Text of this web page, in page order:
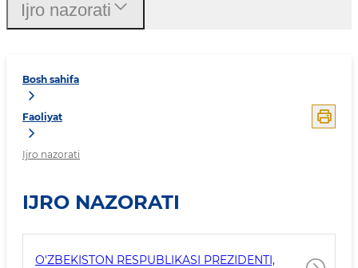
Bosh sahifa
Faoliyat
Ijro nazorati
IJRO NAZORATI
O'ZBEKISTON RESPUBLIKASI PREZIDENTI,
Ijro nazorati